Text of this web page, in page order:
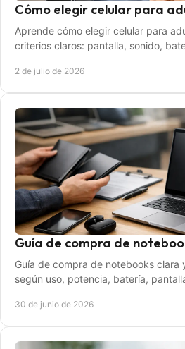
Cómo elegir celular para
Aprende cómo elegir celular para
criterios claros: pantalla, sonido,
2 de julio de 2026
Guía de compra de
Guía de compra de notebooks
según uso, potencia, batería,
30 de junio de 2026